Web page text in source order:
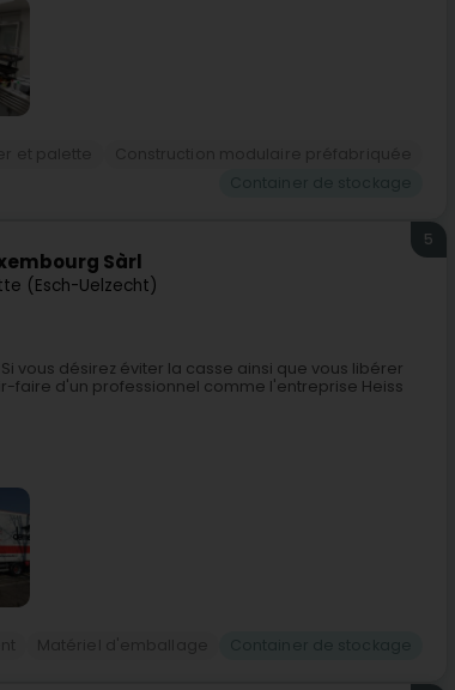
Sàrl
(Esch-Uelzecht)
5
vous désirez éviter la casse ainsi que vous libérer
faire d'un professionnel comme l'entreprise Heiss